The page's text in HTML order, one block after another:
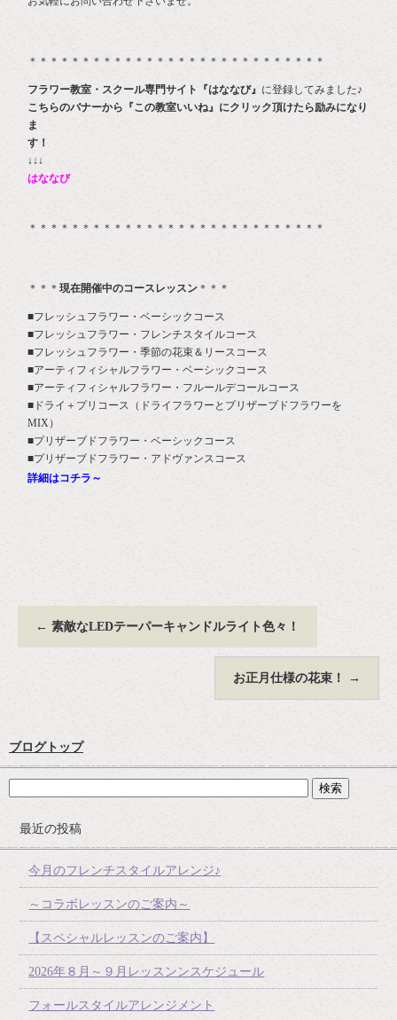
＊＊＊＊＊＊＊＊＊＊＊＊＊＊＊＊＊＊＊＊＊＊＊＊＊＊＊＊
フラワー教室・スクール専門サイト『はななび』 に登録してみました♪
こちらのバナーから『この教室いいね』にクリック頂けたら励みになり
ま
す
↓↓↓
はななび
＊＊＊＊＊＊＊＊＊＊＊＊＊＊＊＊＊＊＊＊＊＊＊＊＊＊＊＊
＊＊＊現在開催中のコースレッスン ＊＊＊
■フレッシュフラワー・ベーシックコース
■フレッシュフラワー・フレンチスタイルコース
■フレッシュフラワー・季節の花束＆リースコース
■アーティフィシャルフラワー・ベーシックコース
■アーティフィシャルフラワー・フルールデコールコース
■ドライ＋プリコース（ドライフラワーとプリザーブドフラワーを
MIX）
■プリザーブドフラワー・ベーシックコース
■プリザーブドフラワー・アドヴァンスコース
詳細はコチラ～
← 素敵なLEDテーパーキャンドルライト色々！
お正月仕様の花束！ →
ブログトップ
最近の投稿
今月のフレンチスタイルアレンジ♪
～コラボレッスンのご案内～
【スペシャルレッスンのご案内】
2026年８月～９月レッスンンスケジュール
フォールスタイルアレンジメント